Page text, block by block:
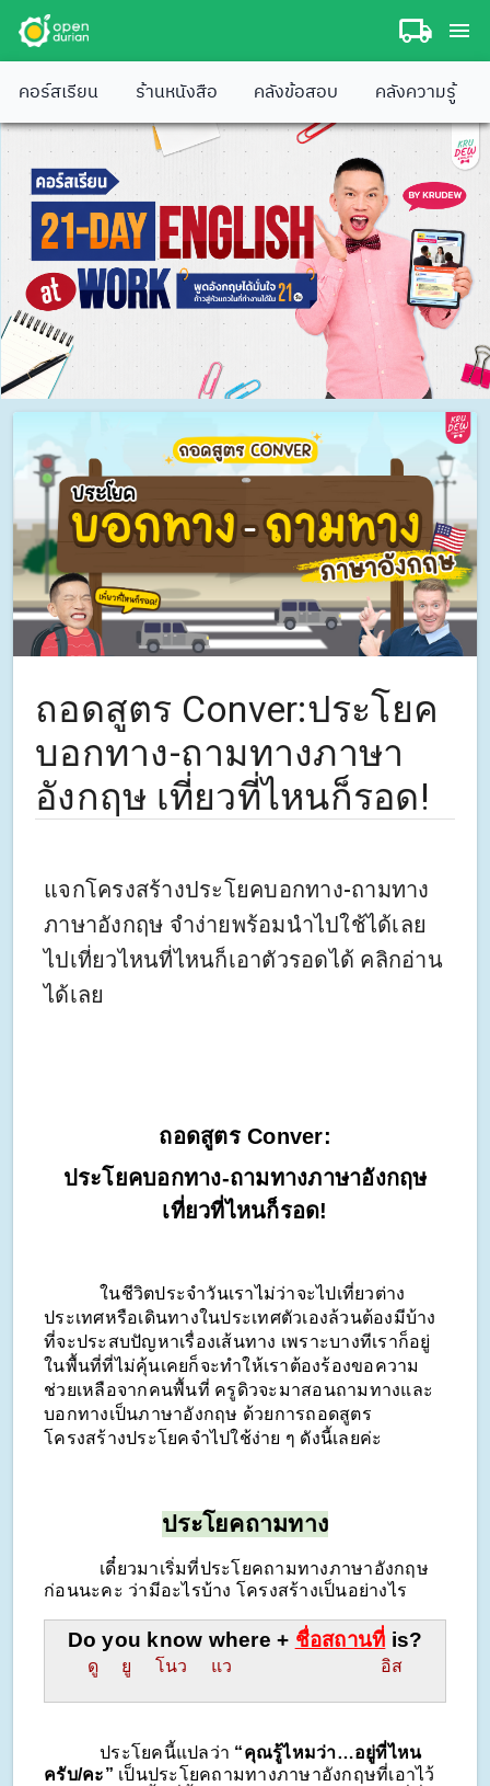
คอร์สเรียน ร้านหนังสือ คลังข้อสอบ คลังความรู้
ถอดสูตร Conver:ประโยค
บอกทาง-ถามทางภาษา
อังกฤษ เที่ยวที่ไหนก็รอด!
แจกโครงสร้างประโยคบอกทาง-ถามทาง
ภาษาอังกฤษ จำง่ายพร้อมนำไปใช้ได้เลย
ไปเที่ยวไหนที่ไหนก็เอาตัวรอดได้ คลิกอ่าน
ได้เลย
ถอดสูตร Conver:
ประโยคบอกทาง-ถามทางภาษาอังกฤษ
เที่ยวที่ไหนก็รอด!
ในชีวิตประจำวันเราไม่ว่าจะไปเที่ยวต่าง
ประเทศหรือเดินทางในประเทศตัวเองล้วนต้องมีบ้าง
ที่จะประสบปัญหาเรื่องเส้นทาง เพราะบางทีเราก็อยู่
ในพื้นที่ที่ไม่คุ้นเคยก็จะทำให้เราต้องร้องขอความ
ช่วยเหลือจากคนพื้นที่ ครูดิวจะมาสอนถามทางและ
บอกทางเป็นภาษาอังกฤษ ด้วยการถอดสูตร
โครงสร้างประโยคจำไปใช้ง่าย ๆ ดังนี้เลยค่ะ
ประโยคถามทาง
เดี๋ยวมาเริ่มที่ประโยคถามทางภาษาอังกฤษ
ก่อนนะคะ ว่ามีอะไรบ้าง โครงสร้างเป็นอย่างไร
Do you know where + ชื่อสถานที่ is?
ดู     ยู     โนว     แว                                อิส
ประโยคนี้แปลว่า “คุณรู้ไหมว่า…อยู่ที่ไหน
ครับ/คะ” เป็นประโยคถามทางภาษาอังกฤษที่เอาไว้